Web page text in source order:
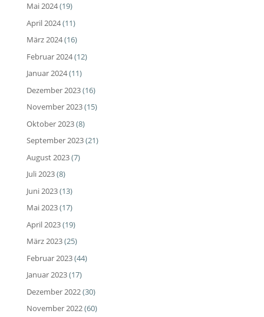
Mai 2024(19)
April 2024(11)
März 2024(16)
Februar 2024(12)
Januar 2024(11)
Dezember 2023(16)
November 2023(15)
Oktober 2023(8)
September 2023(21)
August 2023(7)
Juli 2023(8)
Juni 2023(13)
Mai 2023(17)
April 2023(19)
März 2023(25)
Februar 2023(44)
Januar 2023(17)
Dezember 2022(30)
November 2022(60)